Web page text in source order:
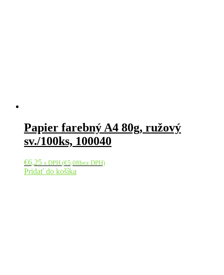
Papier farebný A4 80g, ružový
sv./100ks, 100040
€6,25 s DPH (€5,08bez DPH)
Pridať do košíka